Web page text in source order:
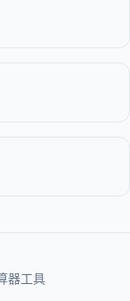
器工具